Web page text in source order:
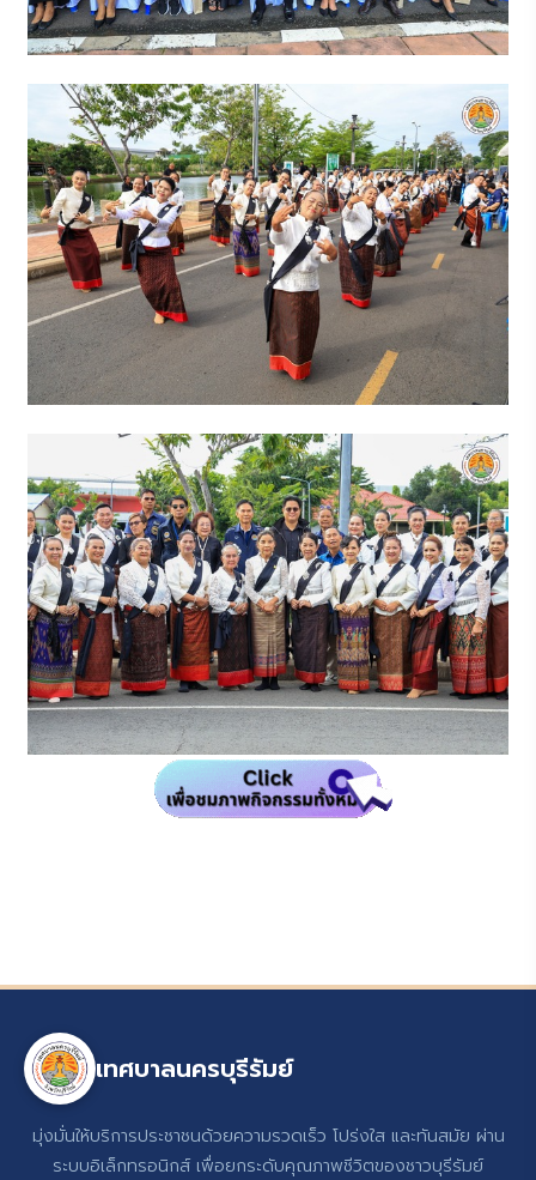
เทศบาลนครบุรีรัมย์
มุ่งมั่นให้บริการประชาชนด้วยความรวดเร็ว โปร่งใส และทันสมัย ผ่าน
ระบบอิเล็กทรอนิกส์ เพื่อยกระดับคุณภาพชีวิตของชาวบุรีรัมย์